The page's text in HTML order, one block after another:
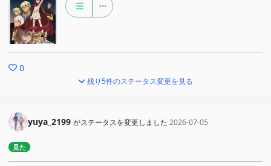
0
残り5件のステータス変更を見る
yuya_2199 がステータスを変更しました 2026-07-05
見た